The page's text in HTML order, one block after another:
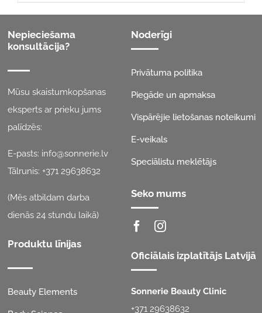
Nepieciešama
konsultācija?
Mūsu skaistumkopšanas
eksperts ar prieku jums
palīdzēs:
E-pasts: info@sonnerie.lv
Tālrunis:+371 29638632
(Mēs atbildam darba
dienās 24 stundu laikā)
Produktu līnijas
Beauty Elements
Noderīgi
Privātuma politika
Piegāde un apmaksa
Vispārējie lietošanas noteikumi
E-veikals
Speciālistu meklētājs
Seko mums
Oficiālais izplatītājs Latvijā
Sonnerie Beauty Clinic
+371 29638632